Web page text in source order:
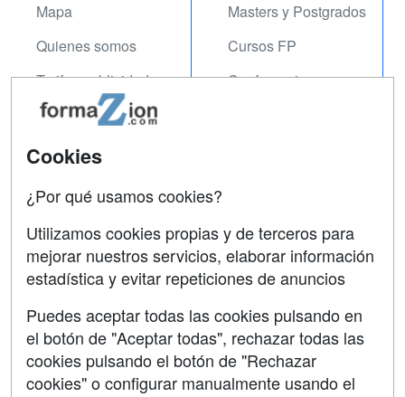
Mapa
Quienes somos
Tarifas publicidad
Acceso Usuarios
Acceso Centros
Masters y Postgrados
Cursos FP
Conferencias
Contactar
Confidencialidad
Aviso legal
Copyleft
Cookies
¿Por qué usamos cookies?
Utilizamos cookies propias y de terceros para
mejorar nuestros servicios, elaborar información
estadística y evitar repeticiones de anuncios
Puedes aceptar todas las cookies pulsando en
el botón de "Aceptar todas", rechazar todas las
cookies pulsando el botón de "Rechazar
cookies" o configurar manualmente usando el